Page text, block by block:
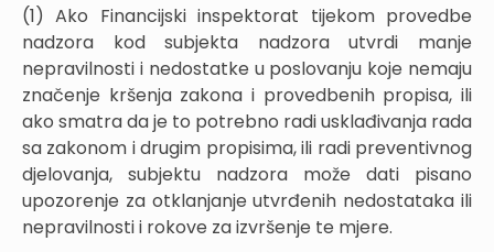
(1) Ako Financijski inspektorat tijekom provedbe
nadzora kod subjekta nadzora utvrdi manje
nepravilnosti i nedostatke u poslovanju koje nemaju
značenje kršenja zakona i provedbenih propisa, ili
ako smatra da je to potrebno radi usklađivanja rada
sa zakonom i drugim propisima, ili radi preventivnog
djelovanja, subjektu nadzora može dati pisano
upozorenje za otklanjanje utvrđenih nedostataka ili
nepravilnosti i rokove za izvršenje te mjere.